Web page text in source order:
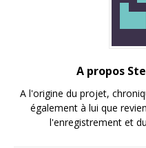
A propos
A l'origine du projet,
également à lui que
l'enregistrement et